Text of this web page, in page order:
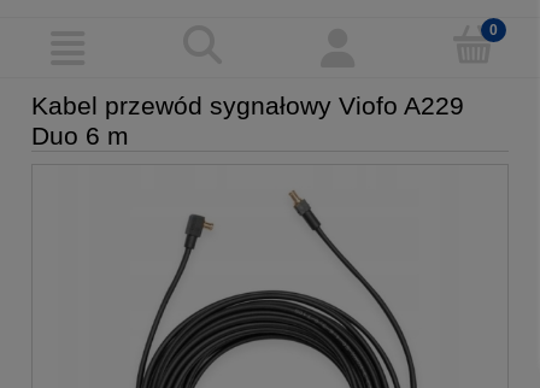
Kabel przewód sygnałowy Viofo A229
Duo 6 m